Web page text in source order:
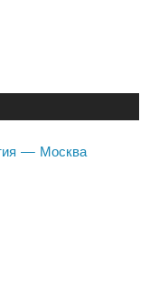
— Москва